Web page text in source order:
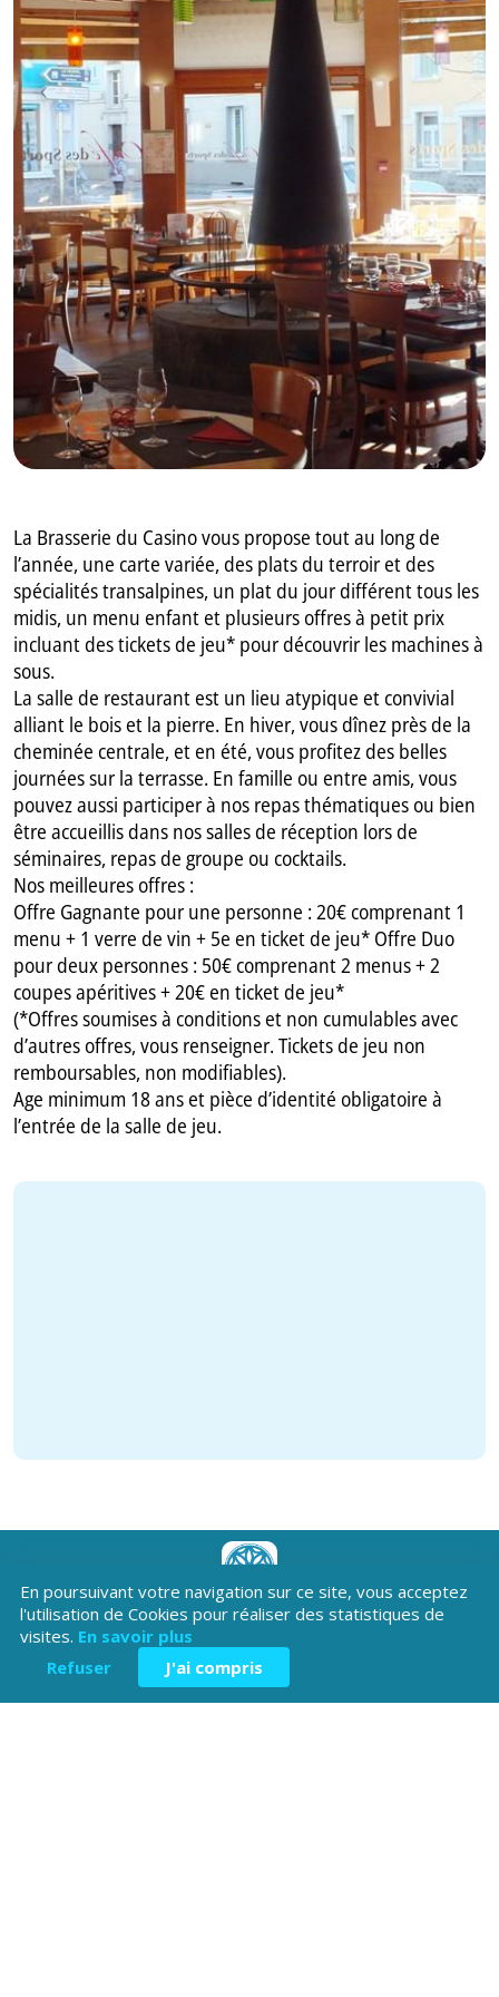
GB
IT
La Brasserie du Casino vous propose tout au long de
l’année, une carte variée, des plats du terroir et des
spécialités transalpines, un plat du jour différent tous les
midis, un menu enfant et plusieurs offres à petit prix
incluant des tickets de jeu* pour découvrir les machines à
sous.
La salle de restaurant est un lieu atypique et convivial
alliant le bois et la pierre. En hiver, vous dînez près de la
cheminée centrale, et en été, vous profitez des belles
journées sur la terrasse. En famille ou entre amis, vous
pouvez aussi participer à nos repas thématiques ou bien
être accueillis dans nos salles de réception lors de
séminaires, repas de groupe ou cocktails.
Nos meilleures offres :
Offre Gagnante pour une personne : 20€ comprenant 1
menu + 1 verre de vin + 5e en ticket de jeu* Offre Duo
pour deux personnes : 50€ comprenant 2 menus + 2
coupes apéritives + 20€ en ticket de jeu*
(*Offres soumises à conditions et non cumulables avec
d’autres offres, vous renseigner. Tickets de jeu non
remboursables, non modifiables).
Age minimum 18 ans et pièce d’identité obligatoire à
l’entrée de la salle de jeu.
Téléchargez l'application
Patrimoine Hautes-Alpes !
En poursuivant votre navigation sur ce site, vous acceptez
l'utilisation de Cookies pour réaliser des statistiques de
visites. En savoir plus
Refuser
J'ai compris